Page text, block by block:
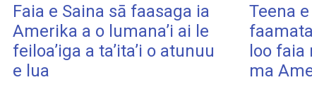
Faia e Saina sā faasaga ia
Amerika a o lumana’i ai le
feiloa’iga a ta’ita’i o atunuu
e lua
Teena
loo
ma